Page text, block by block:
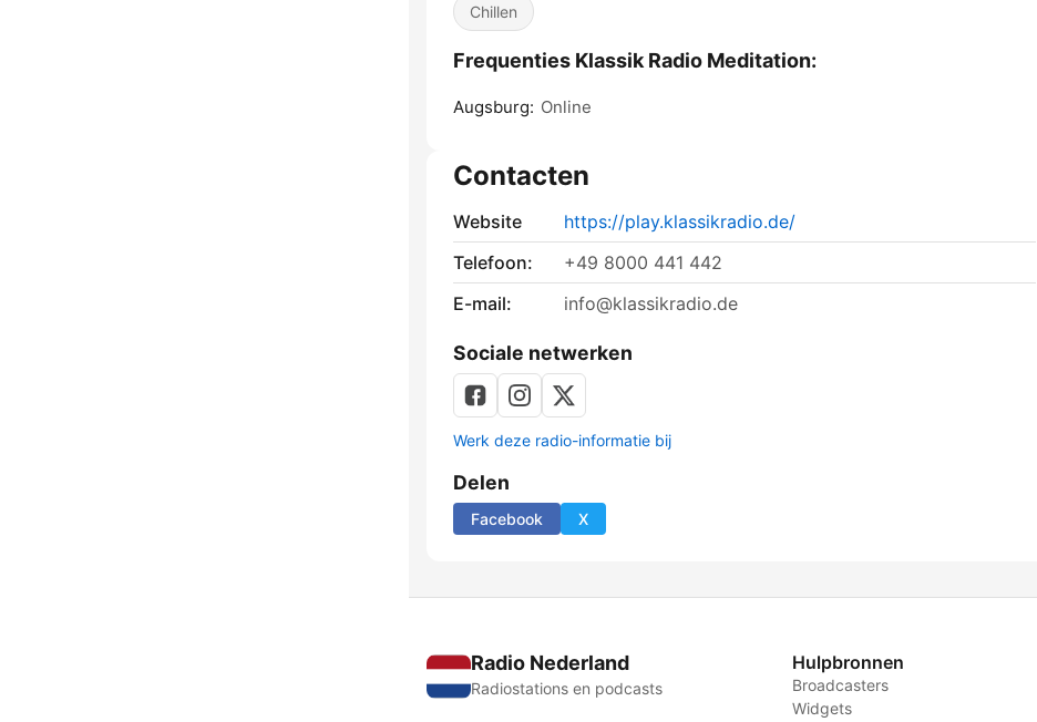
Chillen
Frequenties Klassik Radio Meditation:
Augsburg: Online
Contacten
Website
https://play.klassikradio.de/
Telefoon:
+49 8000 441 442
E-mail:
info@klassikradio.de
Sociale netwerken
Werk deze radio-informatie bij
Delen
Facebook X
Radio Nederland
Radiostations en podcasts
Hulpbronnen
Broadcasters
Widgets